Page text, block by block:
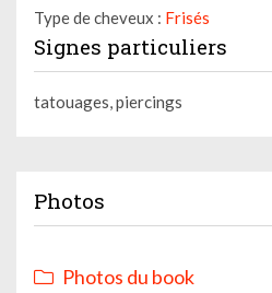
Type de cheveux : Frisés
Signes particuliers
tatouages, piercings
Photos
Photos du book